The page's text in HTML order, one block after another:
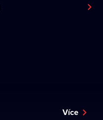
Více